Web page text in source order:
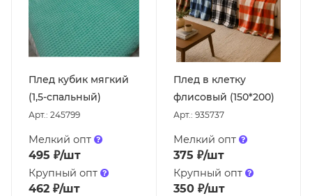
Плед кубик мягкий
(1,5-спальный)
Арт.: 245799
Мелкий опт
495 ₽/шт
Крупный опт
462 ₽/шт
Плед в клетку
флисовый (150*200)
Арт.: 935737
Мелкий опт
375 ₽/шт
Крупный опт
350₽/шт